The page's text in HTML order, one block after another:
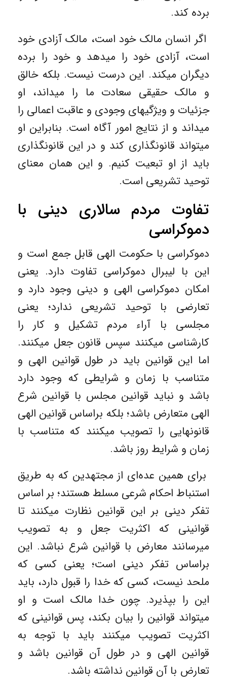
برده کند.
اگر انسان مالک خود است، مالک آزادی خود
است، آزادی خود را میدهد و خود را برده
دیگران میکند. این درست نیست. بلکه خالق
و مالک حقیقی سعادت ما را میداند، او
جزئیات و ویژگیهای وجودی و عاقبت اعمالی را
میداند و از نتایج امور آگاه است. بنابراین او
میتواند قانونگذاری کند و در این قانونگذاری
باید از او تبعیت کنیم. و این همان معنای
توحید تشریعی است.
تفاوت مردم سالاری دینی با
دموکراسی
دموکراسی با حکومت الهی قابل جمع است و
این با لیبرال دموکراسی تفاوت دارد. یعنی
امکان دموکراسی الهی و دینی وجود دارد و
تعارضی با توحید تشریعی ندارد؛ یعنی
مجلسی با آراء مردم تشکیل و کار را
کارشناسی میکنند سپس قانون جعل میکنند.
اما این قوانین باید در طول قوانین الهی و
متناسب با زمان و شرایطی که وجود دارد
باشد و نباید قوانین مجلس با قوانین شرع
الهی متعارض باشد؛ بلکه براساس قوانین الهی
قانونهایی را تصویب میکنند که متناسب با
زمان و شرایط روز باشد.
برای همین عده‌ای از مجتهدین که به طریق
استنباط احکام شرعی مسلط هستند؛ بر اساس
تفکر دینی بر این قوانین نظارت میکنند تا
قوانینی که اکثریت جعل و به تصویب
میرسانند معارض با قوانین شرع نباشد. این
براساس تفکر دینی است؛ یعنی کسی که
ملحد نیست، کسی که خدا را قبول دارد، باید
این را بپذیرد. چون خدا مالک است و او
میتواند قوانین را بیان بکند، پس قوانینی که
اکثریت تصویب میکنند باید با توجه به
قوانین الهی و در طول آن قوانین باشد و
تعارض با آن قوانین نداشته باشد.